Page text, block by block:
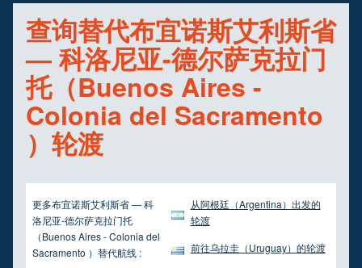
查询替代布宜诺斯艾利斯省
— 科洛尼亚-德尔萨克拉门
托（Buenos Aires -
Colonia del Sacramento
）轮渡
更多布宜诺斯艾利斯省 — 科
洛尼亚-德尔萨克拉门托
（Buenos Aires - Colonia del
Sacramento ）替代航线 :
从阿根廷（Argentina）出发的
轮渡
前往乌拉圭（Uruguay）的轮渡